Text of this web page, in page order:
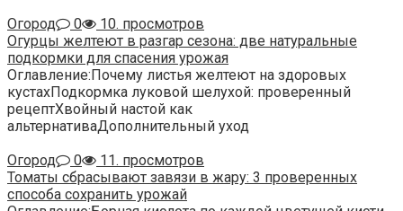
Огород
0
10. просмотров
Огурцы желтеют в разгар сезона: две натуральные
подкормки для спасения урожая
Оглавление:Почему листья желтеют на здоровых
кустахПодкормка луковой шелухой: проверенный
рецептХвойный настой как
альтернативаДополнительный уход
Огород
0
11. просмотров
Томаты сбрасывают завязи в жару: 3 проверенных
способа сохранить урожай